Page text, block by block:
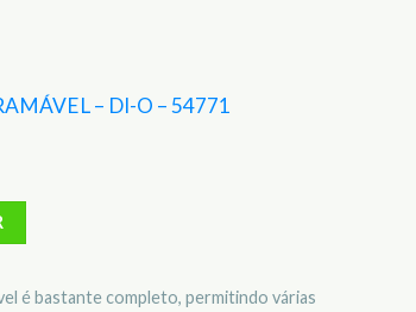
– DI-O – 54771
- DI-O - 54771
é bastante completo, permitindo várias